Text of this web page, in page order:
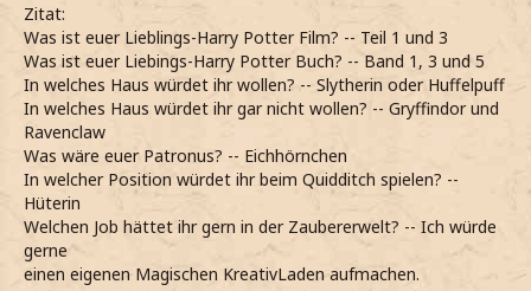
Zitat:
Was ist euer Lieblings-Harry Potter Film? -- Teil 1 und 3
Was ist euer Liebings-Harry Potter Buch? -- Band 1, 3 und 5
In welches Haus würdet ihr wollen? -- Slytherin oder Huffelpuff
In welches Haus würdet ihr gar nicht wollen? -- Gryffindor und
Ravenclaw
Was wäre euer Patronus? -- Eichhörnchen
In welcher Position würdet ihr beim Quidditch spielen? --
Hüterin
Welchen Job hättet ihr gern in der Zaubererwelt? -- Ich würde
gerne
einen eigenen Magischen KreativLaden aufmachen.